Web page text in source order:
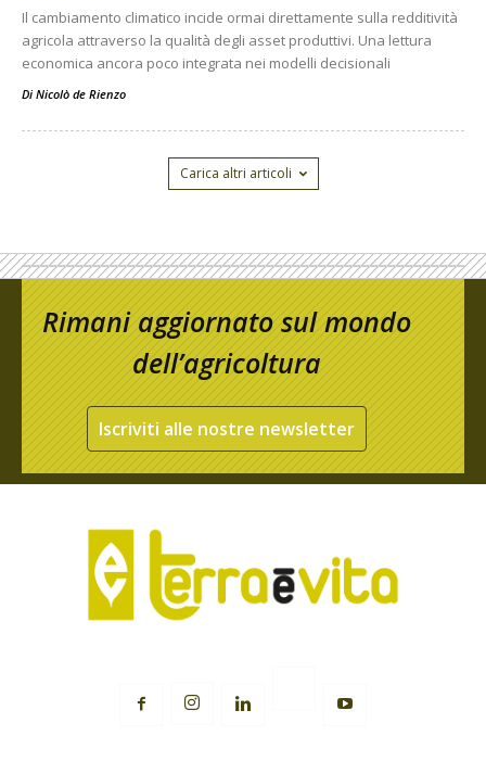
Il cambiamento climatico incide ormai direttamente sulla redditività
agricola attraverso la qualità degli asset produttivi. Una lettura
economica ancora poco integrata nei modelli decisionali
Di Nicolò de Rienzo
Carica altri articoli
Rimani aggiornato sul mondo
dell’agricoltura
Iscriviti alle nostre newsletter